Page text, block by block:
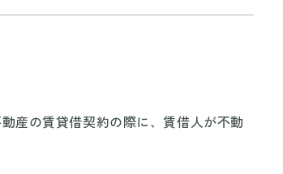
産の賃貸借契約の際に、賃借人が不動